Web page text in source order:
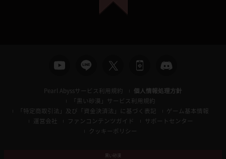
Pearl Abyssサービス利用規約
個人情報処理方針
「黒い砂漠」サービス利用規約
「特定商取引法」及び「資金決済法」に基づく表記
ゲーム基本情報
運営会社
ファンコンテンツガイド
サポートセンター
クッキーポリシー
黒い砂漠